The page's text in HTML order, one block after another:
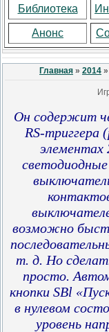
Библиотека
Анонс
Главная » 2014 »
Он содержит
RS-триггера
возможно
т. д. Но
просто.
кнопки SBl
в нулевом
уровень